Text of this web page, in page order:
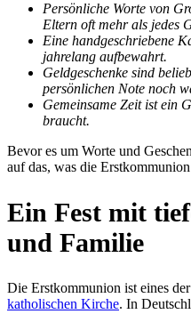
Persönliche Worte von
Eltern oft mehr als jedes
Eine handgeschriebene
jahrelang aufbewahrt.
Geldgeschenke sind
persönlichen Note noch
Gemeinsame Zeit ist ein
braucht.
Bevor es um Worte und
auf das, was die
Ein Fest mit
und Familie
Die Erstkommunion ist eines der
katholischen Kirche. In